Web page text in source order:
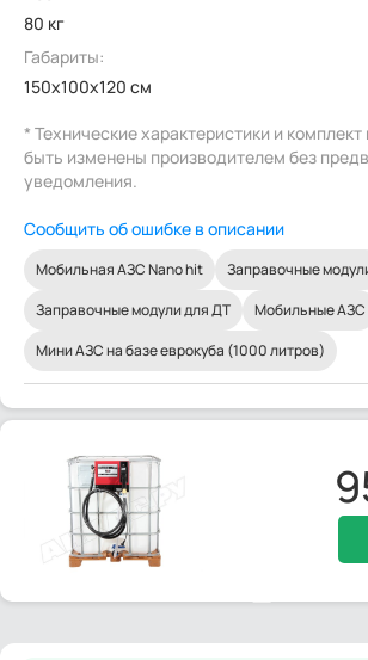
80 кг
Габариты:
150x100x120 см
* Технические характеристики и
быть изменены производителем без
уведомления.
Сообщить об ошибке в описании
Мобильная АЗС Nano hit
Заправочные
Заправочные модули для ДТ
Мобильные АЗС
Мини АЗС на базе еврокуба (1000 литров)